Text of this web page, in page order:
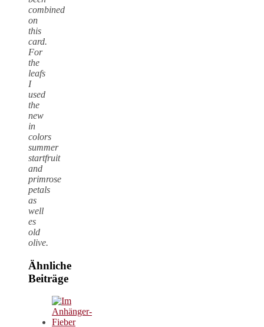
combined
on
this
card.
For
the
leafs
I
used
the
new
in
colors
summer
startfruit
and
primrose
petals
as
well
es
old
olive.
Ähnliche
Beiträge